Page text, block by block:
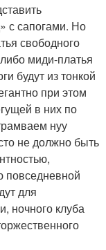
с сапогами. Но
свободного
миди-платья
будут из тонкой
при этом
в них по
нуу
не должно быть
повседневной
для
ночного клуба